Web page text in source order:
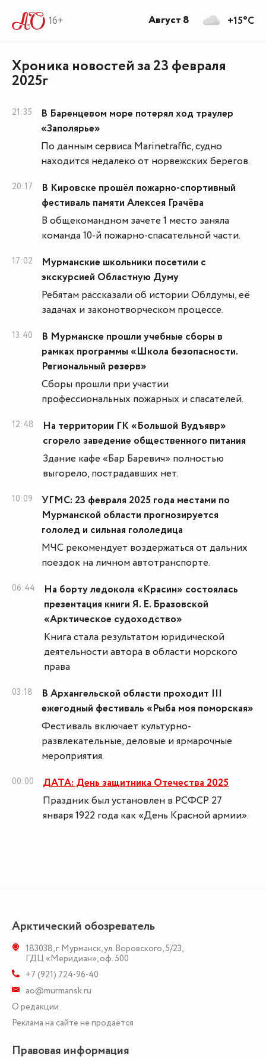
16+
Хроника новостей за 23 февраля
2025г
21:35
В Баренцевом море потерял ход траулер
«Заполярье»
По данным сервиса Marinetraffic, судно
находится недалеко от норвежских берегов.
20:17
В Кировске прошёл пожарно-спортивный
фестиваль памяти Алексея Грачёва
В общекомандном зачете 1 место заняла
команда 10-й пожарно-спасательной части.
17:02
Мурманские школьники посетили с
экскурсией Областную Думу
Ребятам рассказали об истории Облдумы, её
задачах и законотворческом процессе.
13:40
В Мурманске прошли учебные сборы в
рамках программы «Школа безопасности.
Региональный резерв»
Сборы прошли при участии
профессиональных пожарных и спасателей.
12:48
На территории ГК «Большой Вудъявр»
сгорело заведение общественного питания
Здание кафе «Бар Баревич» полностью
выгорело, пострадавших нет.
10:09
УГМС: 23 февраля 2025 года местами по
Мурманской области прогнозируется
гололед и сильная гололедица
МЧС рекомендует воздержаться от дальних
поездок на личном автотранспорте.
06:44
На борту ледокола «Красин» состоялась
презентация книги Я. Е. Бразовской
«Арктическое судоходство»
Книга стала результатом юридической
деятельности автора в области морского
права
03:18
В Архангельской области проходит III
ежегодный фестиваль «Рыба моя поморская»
Фестиваль включает культурно-
развлекательные, деловые и ярмарочные
мероприятия.
00:00
ДАТА: День защитника Отечества 2025
Праздник был установлен в РСФСР 27
января 1922 года как «День Красной армии».
Арктический обозреватель
183038,г. Мурманск,ул. Воровского, 5/23,
ГДЦ «Меридиан», оф. 500
+7 (921) 724-96-40
ao@murmansk.ru
О редакции
Реклама на сайте не продаётся
Правовая информация
+15°C
Август 8